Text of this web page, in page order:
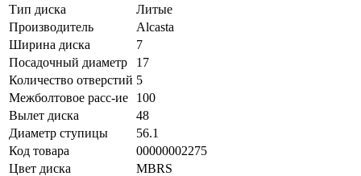
Тип диска
Литые
Производитель
Alcasta
Ширина диска
7
Посадочный диаметр
17
Количество отверстий 5
Межболтовое расс-ие
100
Вылет диска
48
Диаметр ступицы
56.1
Код товара
00000002275
Цвет диска
MBRS